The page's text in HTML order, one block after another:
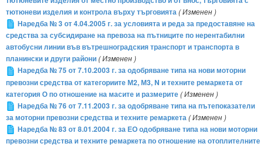
тютюневи изделия и контрола върху търговията( Изменен )
Наредба № 3 от 4.04.2005 г. за условията и реда за предоставяне на
средства за субсидиране на превоза на пътниците по нерентабилни
автобусни линии във вътрешноградския транспорт и транспорта в
планински и други райони( Изменен )
Наредба № 75 от 7.10.2003 г. за одобряване типа на нови моторни
превозни средства от категориите М2, М3, N и техните ремаркета от
категория О по отношение на масите и размерите( Изменен )
Наредба № 76 от 7.11.2003 г. за одобряване типа на пътепоказатели
за моторни превозни средства и техните ремаркета( Изменен )
Наредба № 83 от 8.01.2004 г. за ЕО одобряване типа на нови моторни
превозни средства и техните ремаркета по отношение на отоплителните